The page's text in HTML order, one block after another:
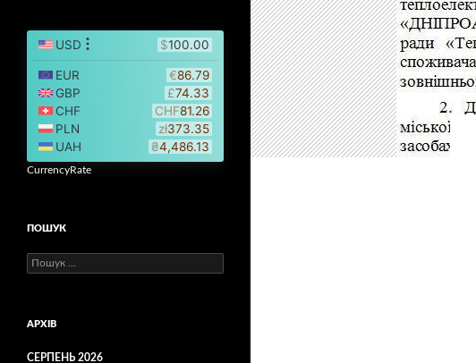
CurrencyRate
ПОШУК
Пошук:
АРХІВ
СЕРПЕНЬ 2026